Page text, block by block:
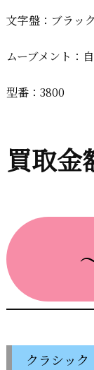
文字盤：ブラック
ムーブメント：
型番：3800
買取金
クラシック